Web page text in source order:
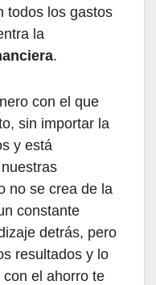
todos los gastos
la
.
con el que
sin importar la
y está
no se crea de la
constante
detrás, pero
resultados y lo
el ahorro te